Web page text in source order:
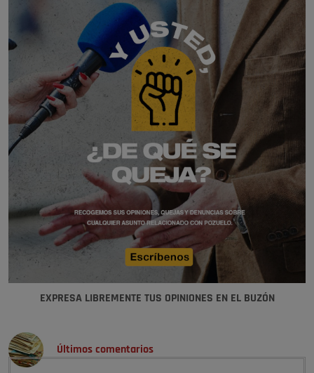
EXPRESA LIBREMENTE TUS OPINIONES EN EL BUZÓN
Últimos comentarios